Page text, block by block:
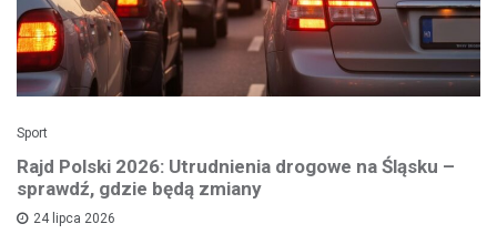
Sport
Rajd Polski 2026: Utrudnienia drogowe na Śląsku –
sprawdź, gdzie będą zmiany
24 lipca 2026